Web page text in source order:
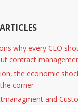
why every CEO
contract
the economic
corner
and